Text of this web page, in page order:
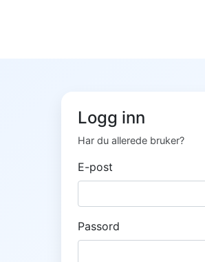
Logg inn
Har du allerede bruker?
E-post
Passord